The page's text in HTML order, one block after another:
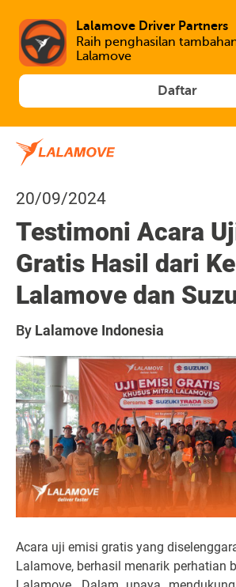
Lalamove Driver Partners
Raih penghasilan
Lalamove
Daftar
20/09/2024
Testimoni Acara
Gratis Hasil dari
Lalamove dan
By Lalamove Indonesia
Acara uji emisi gratis yang
Lalamove, berhasil menarik perhatian